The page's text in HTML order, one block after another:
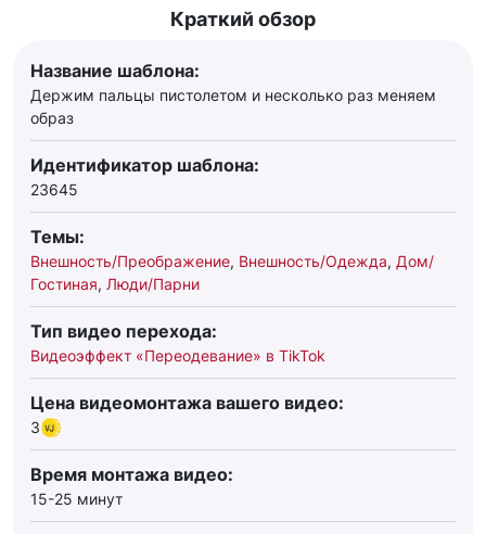
Краткий обзор
Название шаблона:
Держим пальцы пистолетом и несколько раз меняем
образ
Идентификатор шаблона:
23645
Темы:
Внешность/Преображение, Внешность/Одежда, Дом/
Гостиная, Люди/Парни
Тип видео перехода:
Видеоэффект «Переодевание» в TikTok
Цена видеомонтажа вашего видео:
3
Время монтажа видео:
15-25 минут